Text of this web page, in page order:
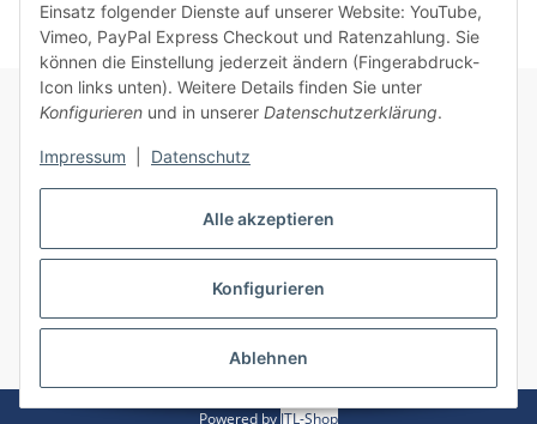
Alle akzeptieren
Konfigurieren
Ablehnen
Einsatz folgender Dienste auf unserer Website: YouTube,
Vimeo, PayPal Express Checkout und Ratenzahlung. Sie
können die Einstellung jederzeit ändern (Fingerabdruck-
Icon links unten). Weitere Details finden Sie unter
Konfigurieren und in unserer Datenschutzerklärung.
Impressum Datenschutz
Informationen
Gesetzliche Informationen
Vertrag widerrufen
* Alle Preise inkl. gesetzlicher USt., zzgl.Versand
Powered byJTL-Shop